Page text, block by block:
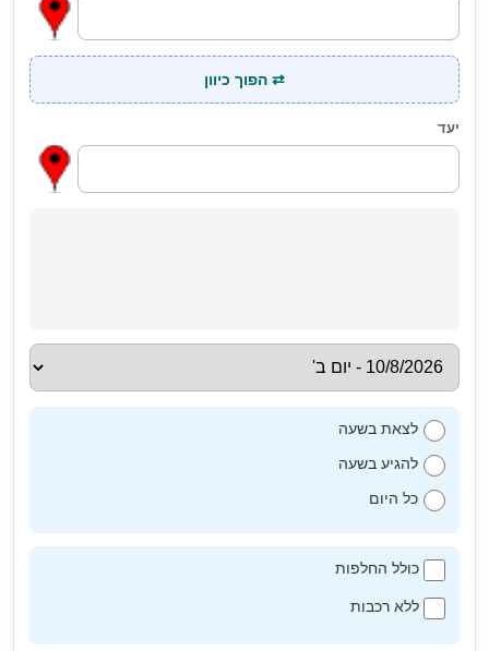
⇄ הפוך כיוון
יעד
לצאת בשעה
להגיע בשעה
כל היום
כולל החלפות
ללא רכבות